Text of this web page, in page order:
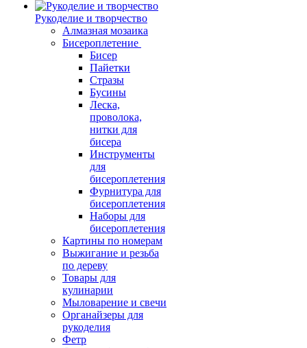
Рукоделие и творчество
Алмазная мозаика
Бисероплетение
Бисер
Пайетки
Стразы
Бусины
Леска,
проволока,
нитки для
бисера
Инструменты
для
бисероплетения
Фурнитура для
бисероплетения
Наборы для
бисероплетения
Картины по номерам
Выжигание и резьба
по дереву
Товары для
кулинарии
Мыловарение и свечи
Органайзеры для
рукоделия
Фетр